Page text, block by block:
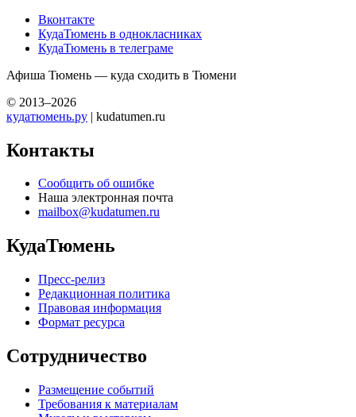
Вконтакте
КудаТюмень в однокласниках
КудаТюмень в телеграме
Афиша Тюмень — куда сходить в Тюмени
© 2013–2026
кудатюмень.ру | kudatumen.ru
Контакты
Сообщить об ошибке
Наша электронная почта
mailbox@kudatumen.ru
КудаТюмень
Пресс-релиз
Редакционная политика
Правовая информация
Формат ресурса
Сотрудничество
Размещение событий
Требования к материалам